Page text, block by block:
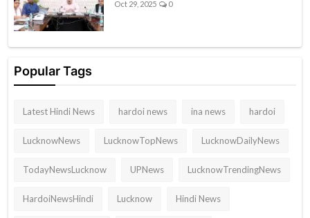
Oct 29, 2025 0
Popular Tags
Latest Hindi News hardoi news ina news hardoi
LucknowNews LucknowTopNews LucknowDailyNews
TodayNewsLucknow UPNews LucknowTrendingNews
HardoiNewsHindi Lucknow Hindi News